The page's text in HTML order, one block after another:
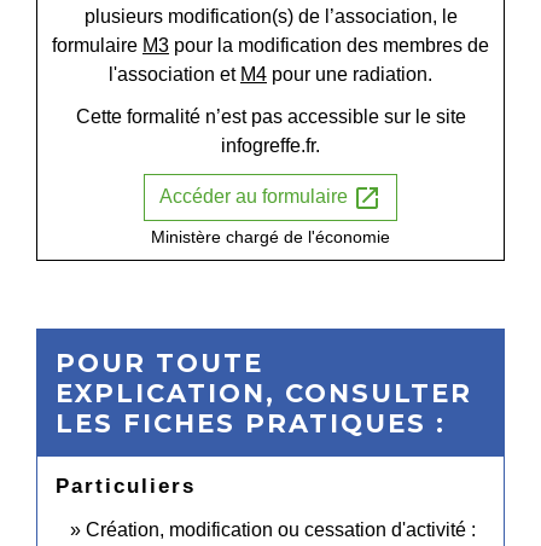
plusieurs modification(s) de l’association, le
formulaire M3 pour la modification des membres de
l'association et M4 pour une radiation.
Cette formalité n’est pas accessible sur le site
infogreffe.fr.
Accéder au formulaire open_in_new
Ministère chargé de l'économie
POUR TOUTE
EXPLICATION, CONSULTER
LES FICHES PRATIQUES :
Particuliers
Création, modification ou cessation d'activité :